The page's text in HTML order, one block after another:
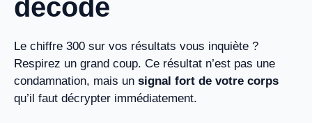
décode
Le chiffre 300 sur vos résultats vous inquiète ?
Respirez un grand coup. Ce résultat n’est pas une
condamnation, mais un signal fort de votre corps
qu’il faut décrypter immédiatement.